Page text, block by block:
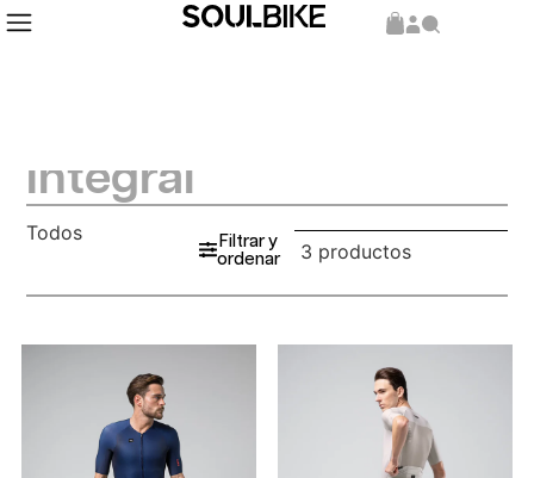
Integral
Todos
Filtrar y
ordenar
3 productos